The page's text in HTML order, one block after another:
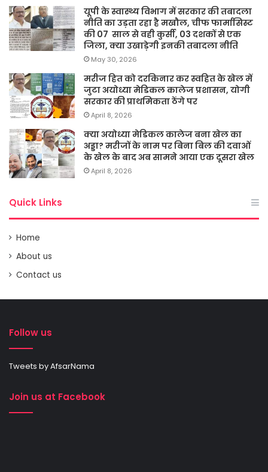
यूपी के स्वास्थ्य विभाग में सरकार की तबादला
नीति का उड़ता रहा है मखौल, चीफ फार्मासिस्ट
की 07 साल से वही कुर्सी, 03 दशकों से एक
जिला, क्या उखाड़ेगी इनकी तबादला नीति
May 30, 2026
मरीज हित को दरकिनार कर स्वहित के खेल में
जुटा अयोध्या मेडिकल कालेज प्रशासन, योगी
सरकार की प्राथमिकता ठेंगे पर
April 8, 2026
क्या अयोध्या मेडिकल कालेज बना खेल का
अड्डा? मरीजों के नाम पर बिना बिल की दवाओं
के खेल के बाद अब सामने आया एक दूसरा खेल
April 8, 2026
Quick Links
Home
About us
Contact us
Follow us
Tweets by AfsarNama
Join us at Facebook